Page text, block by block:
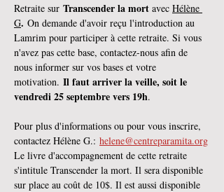
Retraite sur Transcender la mort avec Hélène
G. On demande d'avoir reçu l'introduction au
Lamrim pour participer à cette retraite. Si vous
n'avez pas cette base, contactez-nous afin de
nous informer sur vos bases et votre
motivation. Il faut arriver la veille, soit le
vendredi 25 septembre vers 19h.
Pour plus d'informations ou pour vous inscrire,
contactez Hélène G.: helene@centreparamita.org
Le livre d'accompagnement de cette retraite
s'intitule Transcender la mort. Il sera disponible
sur place au coût de 10$. Il est aussi disponible